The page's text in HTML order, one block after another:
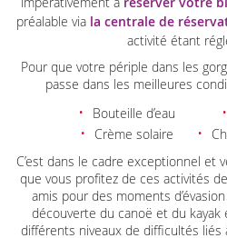
préalable via la centrale de
activité étant
Pour que votre périple dans les
passe dans les meilleures
Bouteille d’eau
Crème solaire
C’est dans le cadre exceptionnel et
que vous profitez de ces activités
amis pour des moments
découverte du canoë et du kayak
différents niveaux de difficultés liés